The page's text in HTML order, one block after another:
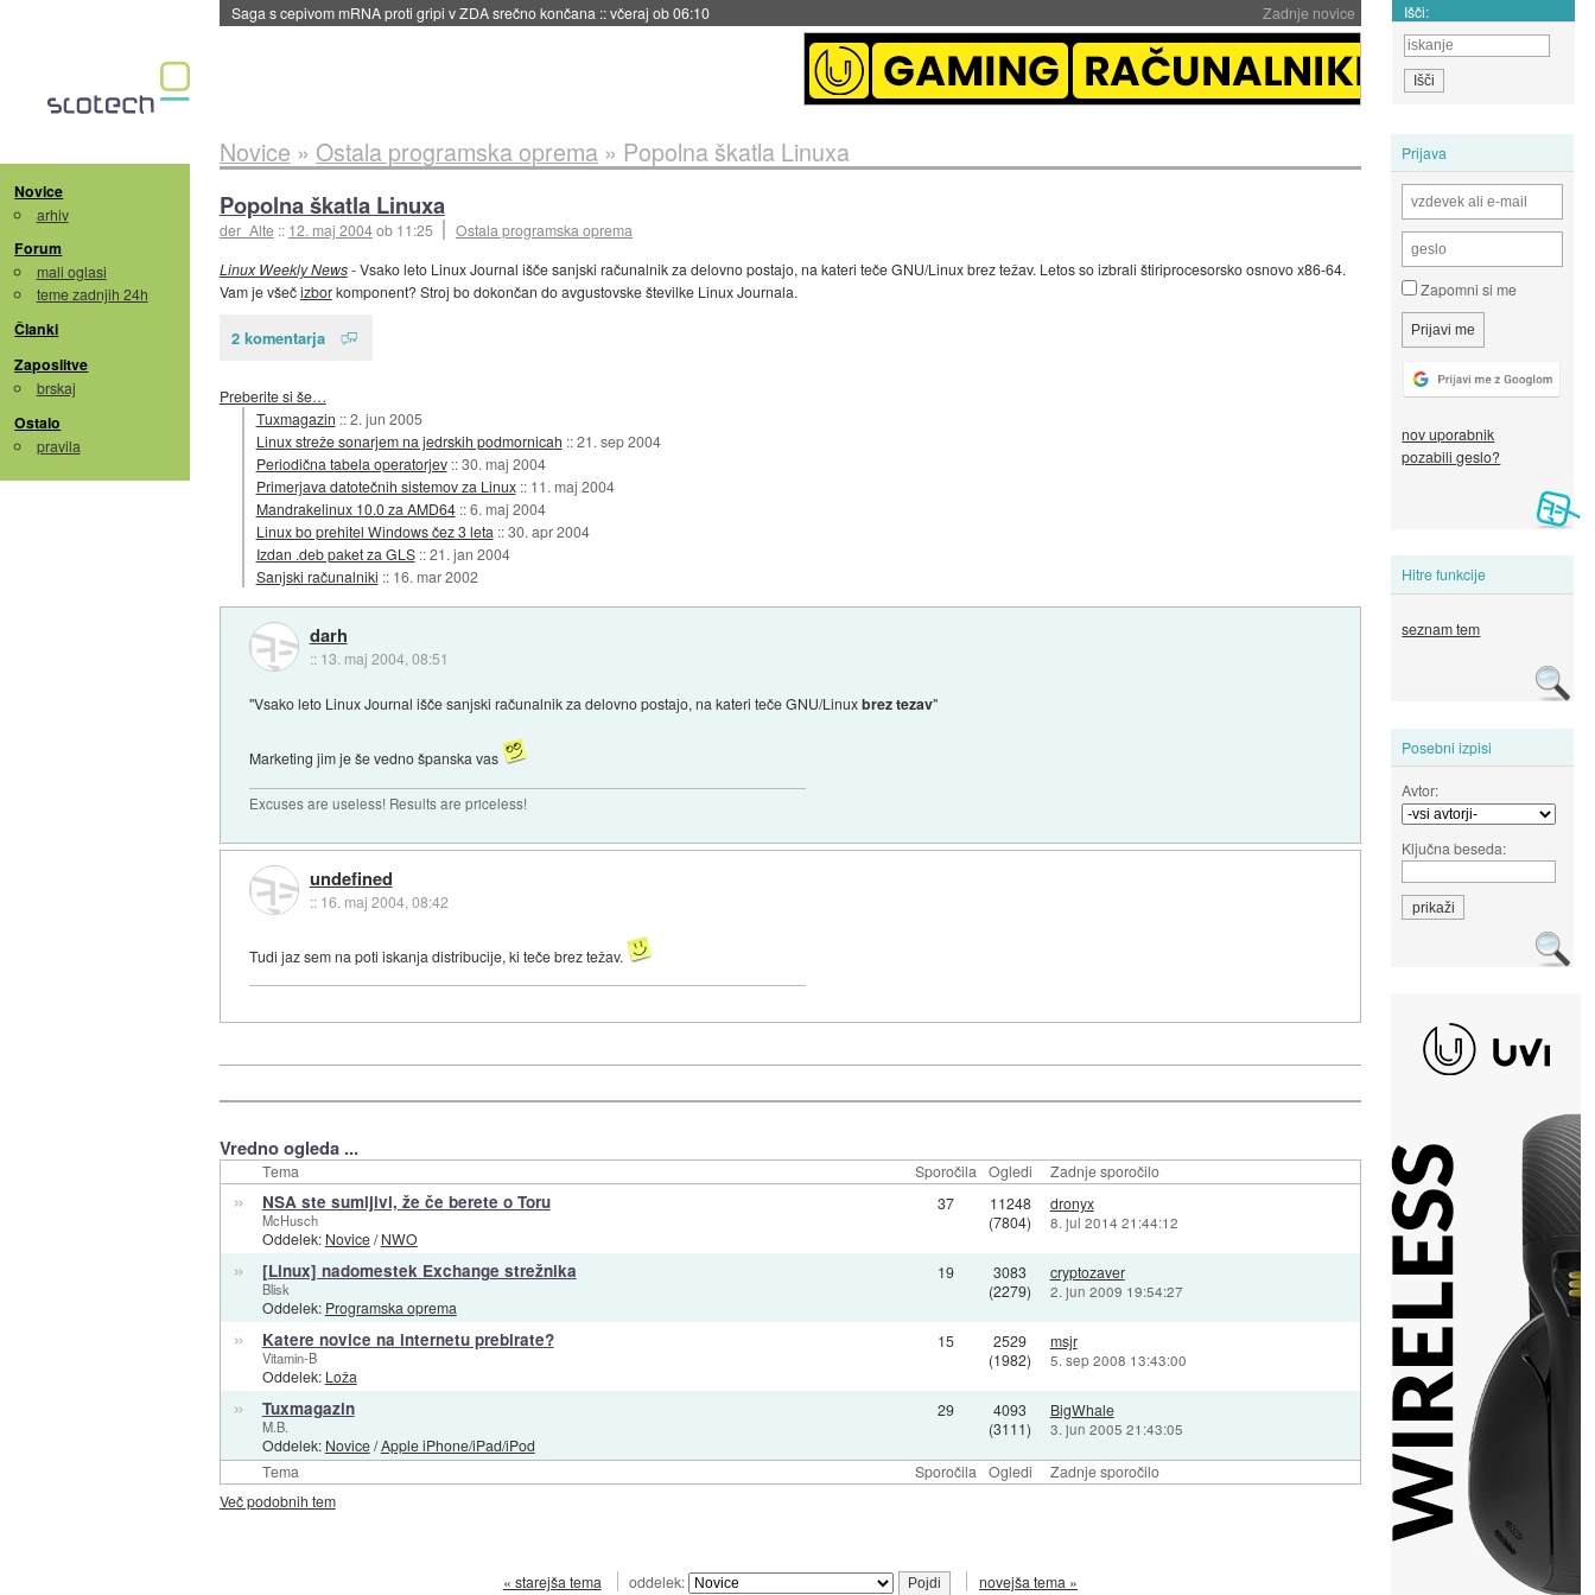
Zadnje novice
Saga s cepivom mRNA proti gripi v ZDA srečno končana ::včeraj ob 06:10 Išči:
Novice
arhiv
Forum
mali oglasi
teme zadnjih 24h
Članki
Zaposlitve
brskaj
Ostalo
pravila
Prijava
Zapomni si me
nov uporabnik
pozabili geslo?
Hitre funkcije
seznam tem
Posebni izpisi
Avtor:
Ključna beseda:
Novice » Ostala programska oprema» Popolna škatla Linuxa
Popolna škatla Linuxa
der_Alte :: 12. maj 2004ob 11:25
Ostala programska oprema
Linux Weekly News- Vsako leto Linux Journal išče sanjski računalnik za delovno postajo, na kateri teče GNU/Linux brez težav. Letos so izbrali štiriprocesorsko osnovo x86-64.
Vam je všečizborkomponent? Stroj bo dokončan do avgustovske številke Linux Journala.
2 komentarja
Preberite si še…
Tuxmagazin ::2. jun 2005
Linux streže sonarjem na jedrskih podmornicah ::21. sep 2004
Periodična tabela operatorjev ::30. maj 2004
Primerjava datotečnih sistemov za Linux :: 11. maj 2004
Mandrakelinux 10.0 za AMD64 ::6. maj 2004
Linux bo prehitel Windows čez 3 leta ::30. apr 2004
Izdan .deb paket za GLS ::21. jan 2004
Sanjski računalniki :: 16. mar 2002
darh
:: 13. maj 2004, 08:51
"Vsako leto Linux Journal išče sanjski računalnik za delovno postajo, na kateri teče GNU/Linuxbrez tezav"
Marketing jim je še vedno španska vas
Excuses are useless! Results are priceless!
undefined
:: 16. maj 2004, 08:42
Tudi jaz sem na poti iskanja distribucije, ki teče brez težav.
Vredno ogleda ...
Tema Sporočila Ogledi Zadnje sporočilo
Tema Sporočila Ogledi Zadnje sporočilo
» NSA ste sumljivi, že če berete o Toru
McHusch
Oddelek: Novice/NWO
37
11248
(7804)
dronyx
8. jul 2014 21:44:12
» [Linux] nadomestek Exchange strežnika
Blisk
Oddelek: Programska oprema
19
3083
(2279)
cryptozaver
2. jun 2009 19:54:27
» Katere novice na internetu prebirate?
Vitamin-B
Oddelek: Loža
15
2529
(1982)
msjr
5. sep 2008 13:43:00
» Tuxmagazin
M.B.
Oddelek: Novice/Apple iPhone/iPad/iPod
29
4093
(3111)
BigWhale
3. jun 2005 21:43:05
Več podobnih tem
« starejša tema oddelek: novejša tema »